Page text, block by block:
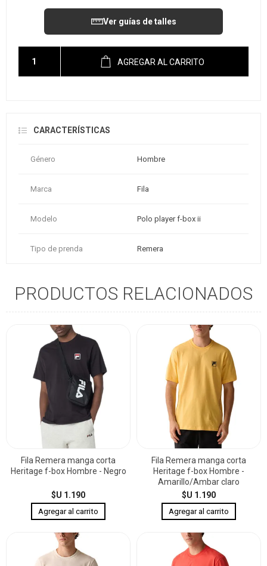
Ver guías de talles
AGREGAR AL CARRITO
CARACTERÍSTICAS
Género Hombre
Marca Fila
Modelo Polo player f-box ii
Tipo de prenda Remera
PRODUCTOS RELACIONADOS
Fila Remera manga corta
Heritage f-box Hombre - Negro
$U 1.190
Fila Remera manga corta
Heritage f-box Hombre -
Amarillo/Ambar claro
$U 1.190